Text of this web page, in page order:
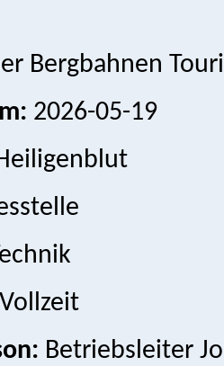
Bergbahnen
2026-05-19
Vollzeit
Betriebsleiter